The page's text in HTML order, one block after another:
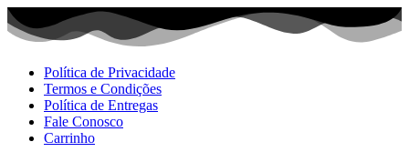
Ir
para
Política de Privacidade
Termos e Condições
Política de Entregas
Fale Conosco
Carrinho